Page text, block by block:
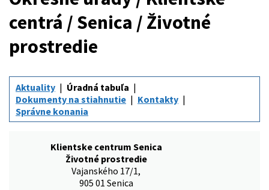
centrá / Senica / Životné
prostredie
Aktuality
Úradná tabuľa
Dokumenty na stiahnutie
Kontakty
Správne konania
Klientske centrum Senica
Životné prostredie
Vajanského 17/1,
905 01 Senica